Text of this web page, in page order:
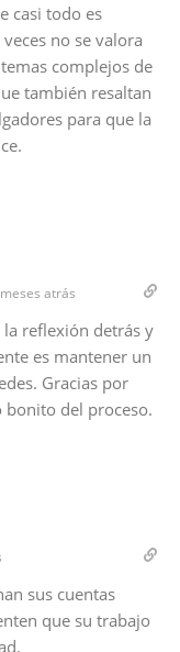
casi todo es
no se valora
complejos de
también resaltan
para que la
atrás
reflexión detrás y
es mantener un
Gracias por
del proceso.
sus cuentas
que su trabajo